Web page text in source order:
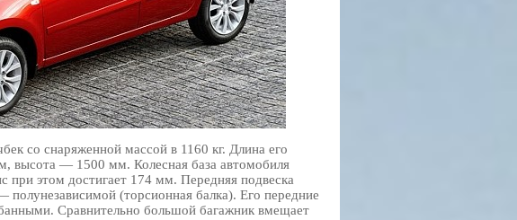
со снаряженной массой в 1160 кг. Длина его
высота — 1500 мм. Колесная база автомобиля
при этом достигает 174 мм. Передняя подвеска
(торсионная балка). Его передние
Сравнительно большой багажник вмещает